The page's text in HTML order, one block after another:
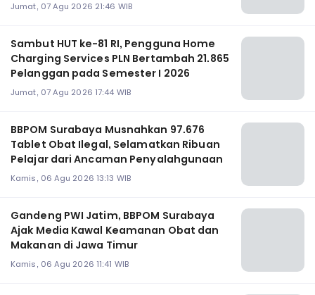
Jumat, 07 Agu 2026 21:46 WIB
Sambut HUT ke-81 RI, Pengguna Home
Charging Services PLN Bertambah 21.865
Pelanggan pada Semester I 2026
Jumat, 07 Agu 2026 17:44 WIB
BBPOM Surabaya Musnahkan 97.676
Tablet Obat Ilegal, Selamatkan Ribuan
Pelajar dari Ancaman Penyalahgunaan
Kamis, 06 Agu 2026 13:13 WIB
Gandeng PWI Jatim, BBPOM Surabaya
Ajak Media Kawal Keamanan Obat dan
Makanan di Jawa Timur
Kamis, 06 Agu 2026 11:41 WIB